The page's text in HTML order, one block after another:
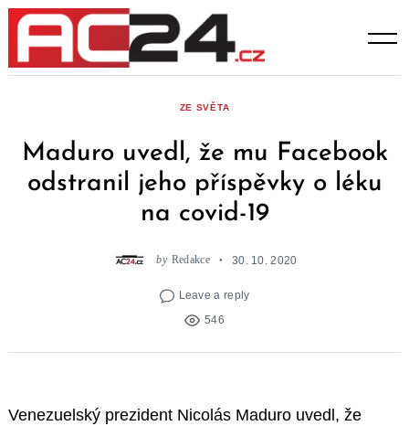
Skip
content
ZE SVĚTA
Maduro uvedl, že mu Facebook
odstranil jeho příspěvky o léku
na covid-19
by Redakce 30. 10. 2020
Leave a reply
546
Venezuelský prezident Nicolás Maduro uvedl, že